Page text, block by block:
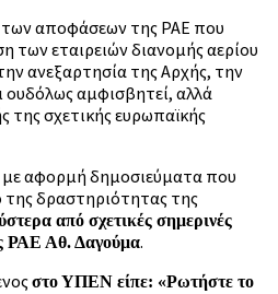
των αποφάσεων της ΡΑΕ που
των εταιρειών διανομής αερίου
ανεξαρτησία της Αρχής, την
ουδόλως αμφισβητεί, αλλά
της σχετικής ευρωπαϊκής
με αφορμή δημοσιεύματα που
της δραστηριότητας της
από σχετικές σημερινές
ΡΑΕ Αθ. Δαγούμα.
στο ΥΠΕΝ είπε: «Ρωτήστε το